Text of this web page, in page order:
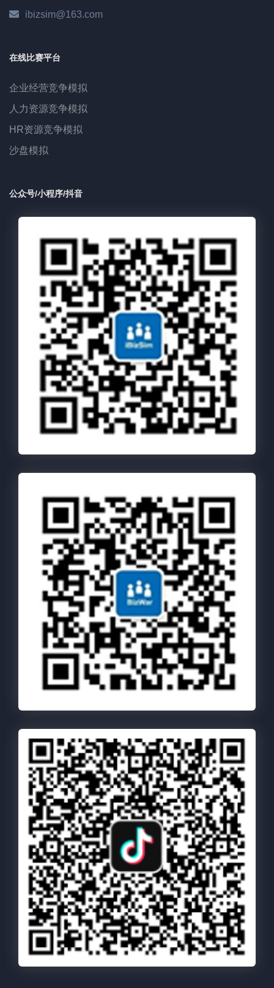
ibizsim@163.com
在线比赛平台
企业经营竞争模拟
人力资源竞争模拟
HR资源竞争模拟
沙盘模拟
公众号/小程序/抖音